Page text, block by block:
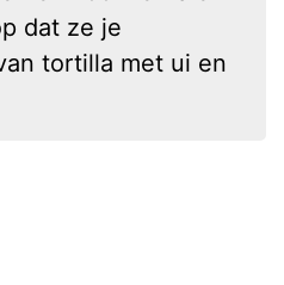
dat ze je
tortilla met ui en